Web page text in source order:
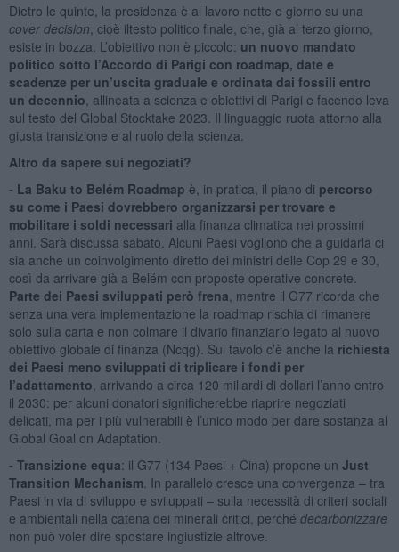
Dietro le quinte, la presidenza è al lavoro notte e giorno su una
cover decision , cioè iltesto politico finale, che, già al terzo giorno,
esiste in bozza. L’obiettivo non è piccolo: un nuovo mandato
politico sotto l’Accordo di Parigi con roadmap, date e
scadenze per un’uscita graduale e ordinata dai fossili entro
un decennio , allineata a scienza e obiettivi di Parigi e facendo leva
sul testo del Global Stocktake 2023. Il linguaggio ruota attorno alla
giusta transizione e al ruolo della scienza.
Altro da sapere sui negoziati?
- La Baku to Belém Roadmap è, in pratica, il piano di percorso
su come i Paesi dovrebbero organizzarsi per trovare e
mobilitare i soldi necessari alla finanza climatica nei prossimi
anni. Sarà discussa sabato. Alcuni Paesi vogliono che a guidarla ci
sia anche un coinvolgimento diretto dei ministri delle Cop 29 e 30,
così da arrivare già a Belém con proposte operative concrete.
Parte dei Paesi sviluppati però frena , mentre il G77 ricorda che
senza una vera implementazione la roadmap rischia di rimanere
solo sulla carta e non colmare il divario finanziario legato al nuovo
obiettivo globale di finanza (Ncqg). Sul tavolo c’è anche la richiesta
dei Paesi meno sviluppati di triplicare i fondi per
l’adattamento , arrivando a circa 120 miliardi di dollari l’anno entro
il 2030: per alcuni donatori significherebbe riaprire negoziati
delicati, ma per i più vulnerabili è l’unico modo per dare sostanza al
Global Goal on Adaptation.
- Transizione equa: il G77 (134 Paesi + Cina) propone un Just
Transition Mechanism. In parallelo cresce una convergenza – tra
Paesi in via di sviluppo e sviluppati – sulla necessità di criteri sociali
e ambientali nella catena dei minerali critici, perché decarbonizzare
non può voler dire spostare ingiustizie altrove.